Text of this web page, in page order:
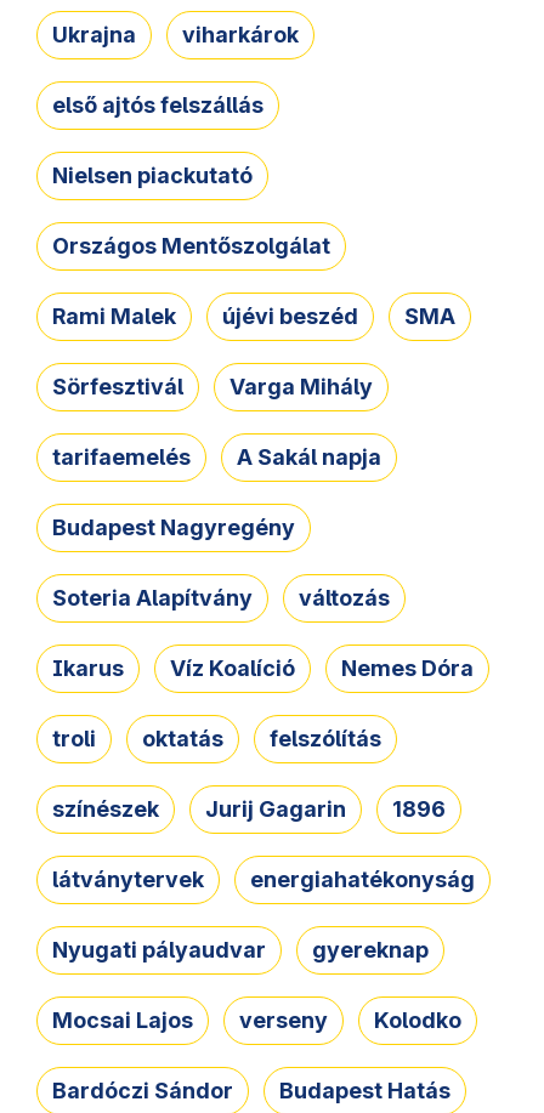
Ukrajna viharkárok
első ajtós felszállás
Nielsen piackutató
Országos Mentőszolgálat
Rami Malek újévi beszéd SMA
Sörfesztivál Varga Mihály
tarifaemelés A Sakál napja
Budapest Nagyregény
Soteria Alapítvány változás
Ikarus Víz Koalíció Nemes Dóra
troli oktatás felszólítás
színészek Jurij Gagarin 1896
látványtervek energiahatékonyság
Nyugati pályaudvar gyereknap
Mocsai Lajos verseny Kolodko
Bardóczi Sándor Budapest Hatás